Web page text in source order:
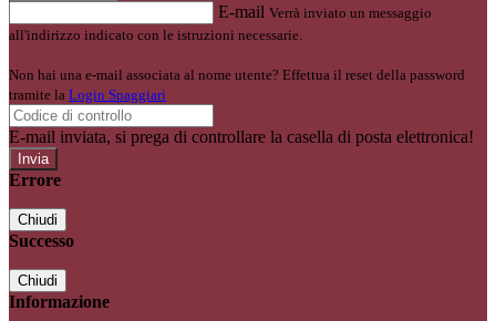
E-mail Verrà inviato un messaggio
all'indirizzo indicato con le istruzioni necessarie.
Non hai una e-mail associata al nome utente? Effettua il reset della password
tramite la Login Spaggiari
E-mail inviata, si prega di controllare la casella di posta elettronica!
Errore
Chiudi
Successo
Chiudi
Informazione